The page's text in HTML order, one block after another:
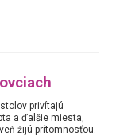
privítajú
a ďalšie miesta,
žijú prítomnosťou.